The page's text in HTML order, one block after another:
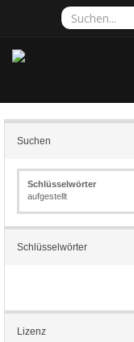
Suchen
Schlüsselwörter
aufgestellt
Schlüsselwörter
Lizenz